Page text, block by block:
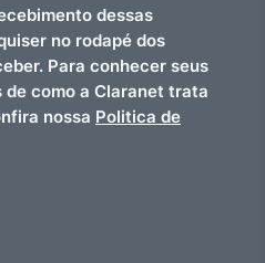
dessas
no rodapé dos
Para conhecer seus
como a Claranet trata
nossa Politica de